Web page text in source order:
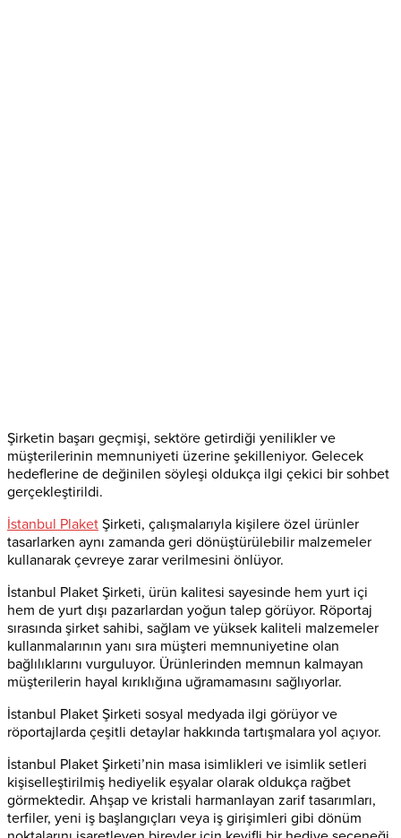
Şirketin başarı geçmişi, sektöre getirdiği yenilikler ve
müşterilerinin memnuniyeti üzerine şekilleniyor. Gelecek
hedeflerine de değinilen söyleşi oldukça ilgi çekici bir sohbet
gerçekleştirildi.
İstanbul Plaket Şirketi, çalışmalarıyla kişilere özel ürünler
tasarlarken aynı zamanda geri dönüştürülebilir malzemeler
kullanarak çevreye zarar verilmesini önlüyor.
İstanbul Plaket Şirketi, ürün kalitesi sayesinde hem yurt içi
hem de yurt dışı pazarlardan yoğun talep görüyor. Röportaj
sırasında şirket sahibi, sağlam ve yüksek kaliteli malzemeler
kullanmalarının yanı sıra müşteri memnuniyetine olan
bağlılıklarını vurguluyor. Ürünlerinden memnun kalmayan
müşterilerin hayal kırıklığına uğramamasını sağlıyorlar.
İstanbul Plaket Şirketi sosyal medyada ilgi görüyor ve
röportajlarda çeşitli detaylar hakkında tartışmalara yol açıyor.
İstanbul Plaket Şirketi’nin masa isimlikleri ve isimlik setleri
kişiselleştirilmiş hediyelik eşyalar olarak oldukça rağbet
görmektedir. Ahşap ve kristali harmanlayan zarif tasarımları,
terfiler, yeni iş başlangıçları veya iş girişimleri gibi dönüm